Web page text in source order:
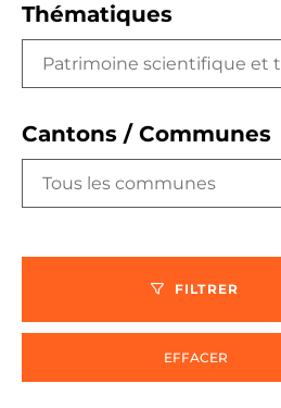
Thématiques
Patrimoine scientifique et
Cantons / Communes
Tous les communes
FILTRER
EFFACER